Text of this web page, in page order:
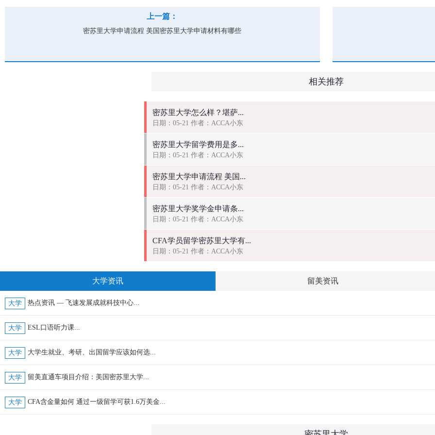
上一篇：
密苏里大学申请流程 美国密苏里大学申请材料有哪些
相关推荐
密苏里大学怎么样？堪萨...
日期：05-21 作者：ACCA小东
密苏里大学留学费用是多...
日期：05-21 作者：ACCA小东
密苏里大学申请流程 美国...
日期：05-21 作者：ACCA小东
密苏里大学奖学金申请条...
日期：05-21 作者：ACCA小东
CFA学员留学密苏里大学有...
日期：05-21 作者：ACCA小东
大学资讯 留美资讯
大学 热点资讯 — 飞速发展成就科技中心...
大学 ESL口语听力课...
大学 大学生就业、考研、出国留学应该如何选...
大学 留美直通车项目介绍：美国密苏里大学...
大学 CFA含金量如何 通过一级留学可获1.6万美金...